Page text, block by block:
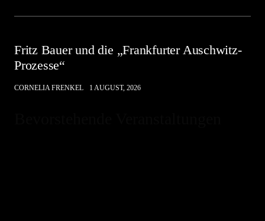
Fritz Bauer und die „Frankfurter Auschwitz-
Prozesse“
CORNELIA FRENKEL 1 AUGUST, 2026